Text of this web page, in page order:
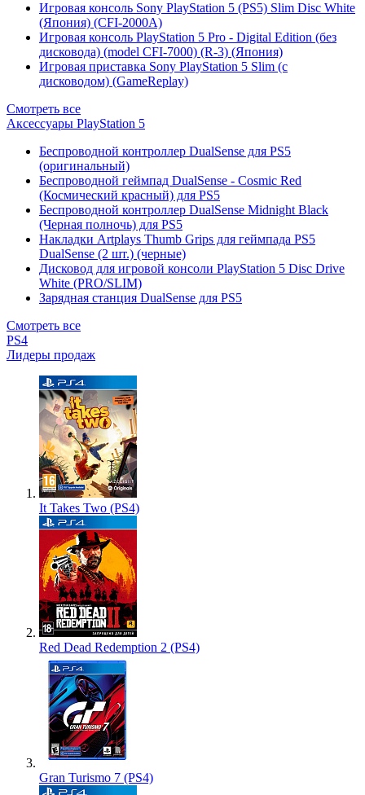
Игровая консоль Sony PlayStation 5 (PS5) Slim Disc White
(Япония) (CFI-2000A)
Игровая консоль PlayStation 5 Pro - Digital Edition (без
дисковода) (model CFI-7000) (R-3) (Япония)
Игровая приставка Sony PlayStation 5 Slim (с
дисководом) (GameReplay)
Смотреть все
Аксессуары PlayStation 5
Беспроводной контроллер DualSense для PS5
(оригинальный)
Беспроводной геймпад DualSense - Cosmic Red
(Космический красный) для PS5
Беспроводной контроллер DualSense Midnight Black
(Черная полночь) для PS5
Накладки Artplays Thumb Grips для геймпада PS5
DualSense (2 шт.) (черные)
Дисковод для игровой консоли PlayStation 5 Disc Drive
White (PRO/SLIM)
Зарядная станция DualSense для PS5
Смотреть все
PS4
Лидеры продаж
It Takes Two (PS4)
Red Dead Redemption 2 (PS4)
Gran Turismo 7 (PS4)